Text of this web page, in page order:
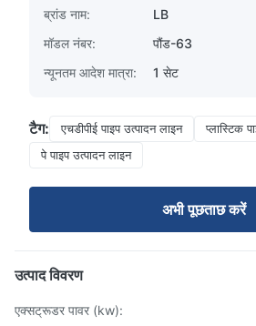
ब्रांड नाम:
LB
मॉडल नंबर:
पौंड-63
न्यूनतम आदेश मात्रा:
1 सेट
टैग: एचडीपीई पाइप उत्पादन लाइन
प्लास्टिक
पे पाइप उत्पादन लाइन
अभी पूछताछ करें
उत्पाद विवरण
एक्सट्रूडर पावर (kw):